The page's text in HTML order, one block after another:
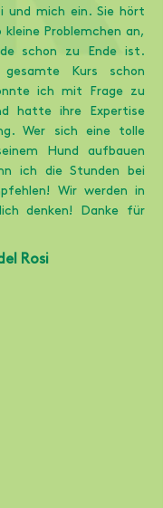
und mich ein. Sie hört
kleine Problemchen an,
schon zu Ende ist.
Kurs schon
ich mit Frage zu
hatte ihre Expertise
Wer sich eine tolle
Hund aufbauen
ich die Stunden bei
Wir werden in
denken! Danke für
Rosi